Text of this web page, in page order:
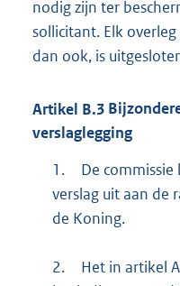
nodig zijn ter
sollicitant. Elk
dan ook, is
Artikel B.3
verslaglegging
1.
De
verslag uit aan de
de Koning.
2.
Het in artikel